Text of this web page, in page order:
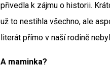
přivedla k zájmu o historii.
už to nestihla všechno, ale
literát přímo v naší rodině
A maminka?